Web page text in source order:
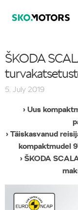
ŠKODA
5. July 2019
› Uus
› Täiskasvanud
kompaktmudel
› ŠKODA